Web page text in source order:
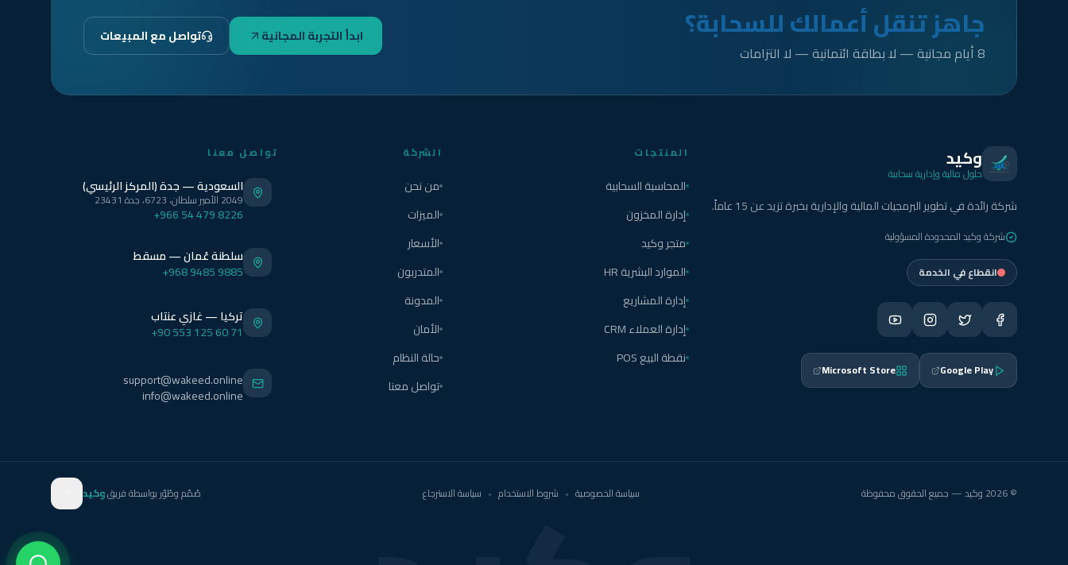
جاهز تنقل أعمالك للسحابة؟
8 أيام مجانية — لا بطاقة ائتمانية — لا التزامات
ابدأ التجربة المجانية تواصل مع المبيعات
وكيد
حلول مالية وإدارية سحابية
شركة رائدة في تطوير البرمجيات المالية والإدارية بخبرة تزيد عن 15 عاماً.
شركة وكيد المحدودة المسؤولية
انقطاع في الخدمة
Google Play
Microsoft Store
المنتجات
المحاسبة السحابية
إدارة المخزون
متجر وكيد
الموارد البشرية HR
إدارة المشاريع
إدارة العملاء CRM
نقطة البيع POS
الشركة
من نحن
الميزات
الأسعار
المتدربون
المدونة
الأمان
حالة النظام
تواصل معنا
تواصل معنا
السعودية — جدة (المركز الرئيسي)
2049 الأمير سلطان، 6723، جدة 23431
+966 54 479 8226
سلطنة عُمان — مسقط
+968 9485 9885
تركيا — غازي عنتاب
+90 553 125 60 71
support@wakeed.online
info@wakeed.online
© 2026 وكيد — جميع الحقوق محفوظة سياسة الخصوصية • شروط الاستخدام • سياسة الاسترجاع صُمّم وطُوّر بواسطة فريقوكيد